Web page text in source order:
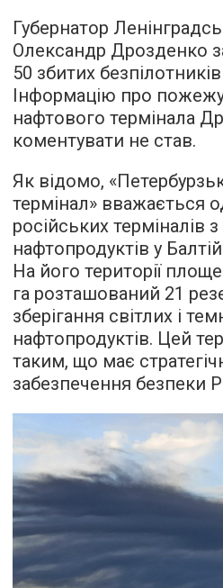
Губернатор
Олександр Дрозденко
50 збитих
Інформацію про пожежу
нафтового термінала
коментувати не став.
Як відомо,
термінал» вважається
російських терміналів
нафтопродуктів у
На його території
га розташований 21
зберігання світлих і
нафтопродуктів. Цей
таким, що має
забезпечення безпеки